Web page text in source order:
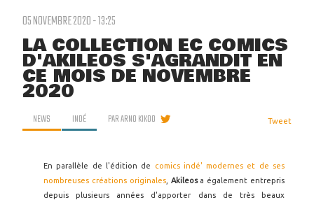
05 NOVEMBRE 2020 - 13:25
LA COLLECTION EC COMICS
D'AKILEOS S'AGRANDIT EN
CE MOIS DE NOVEMBRE
2020
NEWS INDÉ PARARNO KIKOO Tweet
En parallèle de l'édition de
comics indé' modernes et de ses
nombreuses créations originales, Akileos a également entrepris
depuis plusieurs années d'apporter dans de très beaux